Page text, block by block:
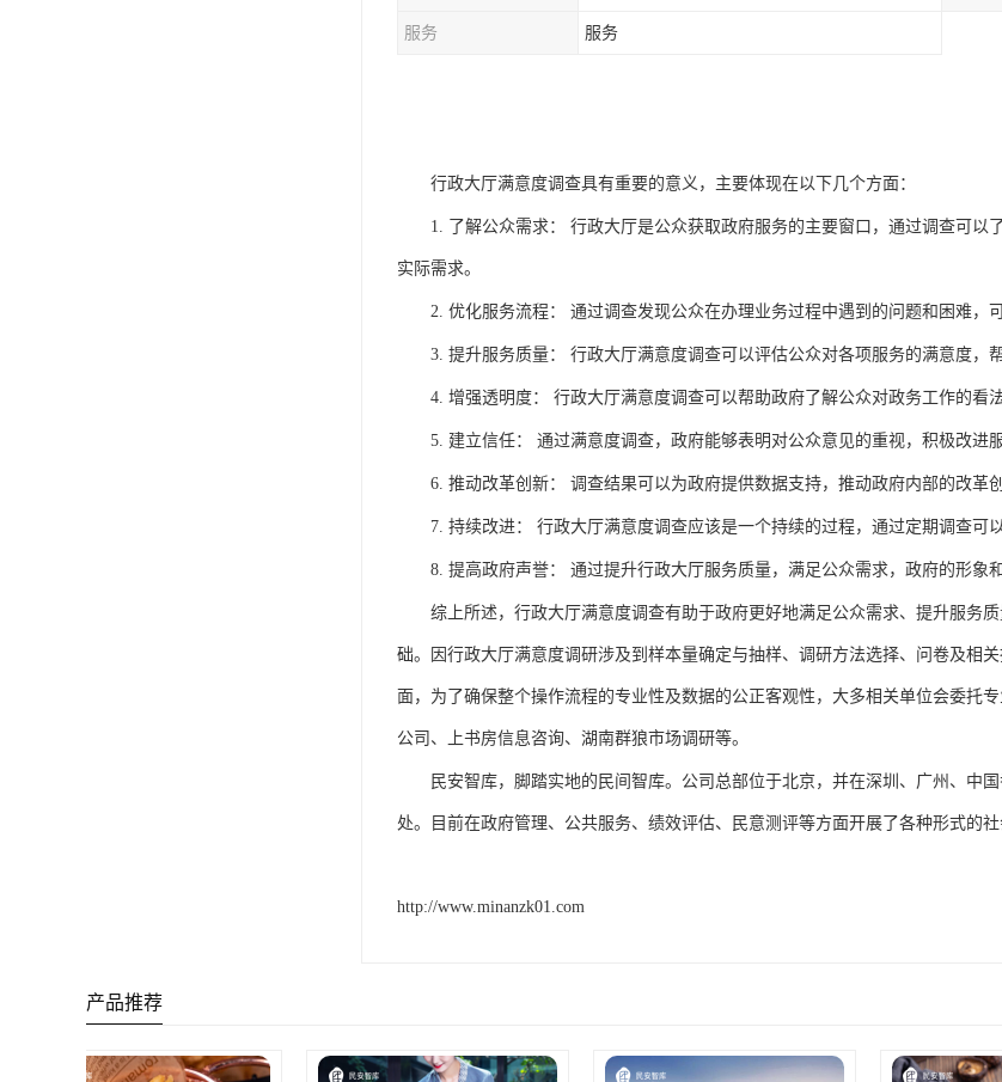
服务 服务
行政大厅满意度调查具有重要的意义，主要体现在以下几个方面：
1. 了解公众需求： 行政大厅是公众获取政府服务的主要窗口，通过调查可以
实际需求。
2. 优化服务流程： 通过调查发现公众在办理业务过程中遇到的问题和困难，
3. 提升服务质量： 行政大厅满意度调查可以评估公众对各项服务的满意度，
4. 增强透明度： 行政大厅满意度调查可以帮助政府了解公众对政务工作的看
5. 建立信任： 通过满意度调查，政府能够表明对公众意见的重视，积极改进
6. 推动改革创新： 调查结果可以为政府提供数据支持，推动政府内部的改革
7. 持续改进： 行政大厅满意度调查应该是一个持续的过程，通过定期调查可
8. 提高政府声誉： 通过提升行政大厅服务质量，满足公众需求，政府的形象
综上所述，行政大厅满意度调查有助于政府更好地满足公众需求、提升服务
础。 因 行政大厅满意度调研涉及到样本量确定与抽样、 调研方法选择、 问卷及相
面 ， 为了确保整个操作流程的专业性及数据的公正客观性 ， 大多相关单位会委托
公司、 上书房信息咨询、湖南群狼市场调研等。
民安智库，脚踏实地的民间智库。公司总部位于北京，并在深圳、广州、中
处。目前在政府管理、公共服务、绩效评估、民意测评等方面开展了各种形式的
http://www.minanzk01.com
产品推荐